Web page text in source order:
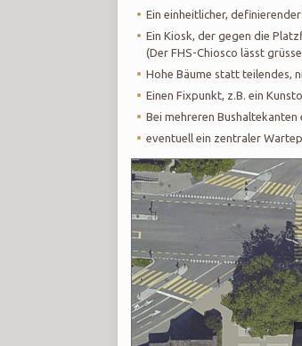
Ein einheitlicher,
Ein Kiosk, der gegen die
(Der FHS-Chiosco lässt
Hohe Bäume statt teilendes,
Einen Fixpunkt, z.B. ein
Bei mehreren
eventuell ein zentraler